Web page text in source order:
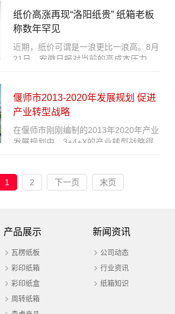
纸价高涨再现“洛阳纸贵” 纸箱老板
称数年罕见
近期，纸价可谓是一浪更比一浪高。8月
21日，安徽日报对当前的高成本压力
下，产业链部分上下游企业进行了采
能退...
偃师市2013-2020年发展规划 促进
产业转型战略
在偃师市刚刚编制的2013年2020年产业
发展规划中，3+4+X的产业转型战略得
到进一步明确：打造摩托车制造、新能
的主导...
1 2 下一页 末页
产品展示
瓦楞纸板
彩印纸箱
彩印纸盒
周转纸箱
新闻资讯
公司动态
行业资讯
纸箱知识